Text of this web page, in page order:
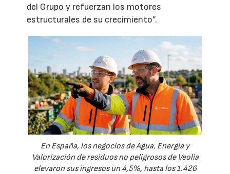
del Grupo y refuerzan los motores
estructurales de su crecimiento”.
En España, los negocios de Agua, Energía y
Valorización de residuos no peligrosos de Veolia
elevaron sus ingresos un 4,5%, hasta los 1.426